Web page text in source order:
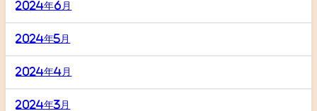
2024年6月
2024年5月
2024年4月
2024年3月